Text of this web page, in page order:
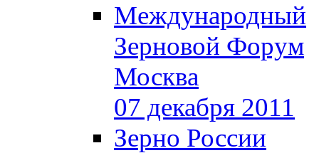
Международный
Зерновой Форум
Москва
07 декабря 2011
Зерно России